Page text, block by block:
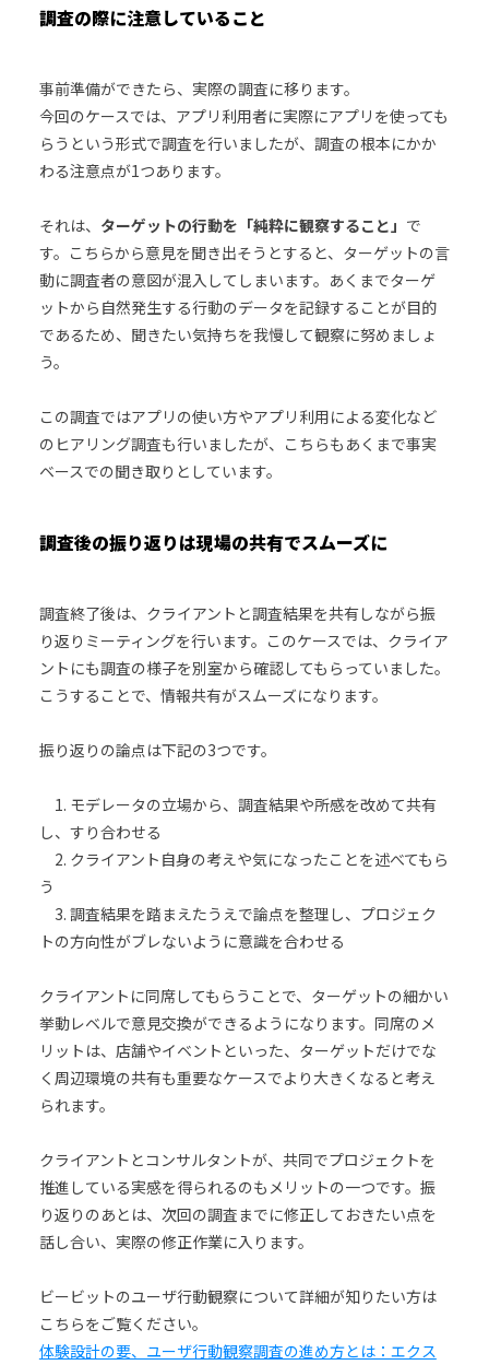
調査の際に注意していること
事前準備ができたら、実際の調査に移ります。
今回のケースでは、アプリ利用者に実際にアプリを使っても
らうという形式で調査を行いましたが、調査の根本にかか
わる注意点が1つあります。
それは、 ターゲットの行動を「純粋に観察すること」 で
す。こちらから意見を聞き出そうとすると、ターゲットの言
動に調査者の意図が混入してしまいます。あくまでターゲ
ットから自然発生する行動のデータを記録することが目的
であるため、聞きたい気持ちを我慢して観察に努めましょ
う。
この調査ではアプリの使い方やアプリ利用による変化など
のヒアリング調査も行いましたが、こちらもあくまで事実
ベースでの聞き取りとしています。
調査後の振り返りは現場の共有でスムーズに
調査終了後は、クライアントと調査結果を共有しながら振
り返りミーティングを行います。このケースでは、クライア
ントにも調査の様子を別室から確認してもらっていました。
こうすることで、情報共有がスムーズになります。
振り返りの論点は下記の3つです。
1. モデレータの立場から、調査結果や所感を改めて共有
し、すり合わせる
2. クライアント自身の考えや気になったことを述べてもら
う
3. 調査結果を踏まえたうえで論点を整理し、プロジェク
トの方向性がブレないように意識を合わせる
クライアントに同席してもらうことで、ターゲットの細かい
挙動レベルで意見交換ができるようになります。同席のメ
リットは、店舗やイベントといった、ターゲットだけでな
く周辺環境の共有も重要なケースでより大きくなると考え
られます。
クライアントとコンサルタントが、共同でプロジェクトを
推進している実感を得られるのもメリットの一つです。振
り返りのあとは、次回の調査までに修正しておきたい点を
話し合い、実際の修正作業に入ります。
ビービットのユーザ行動観察について詳細が知りたい方は
こちらをご覧ください。
体験設計の要、ユーザ行動観察調査の進め方とは：エクス